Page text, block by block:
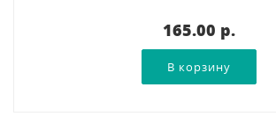
165.00 p.